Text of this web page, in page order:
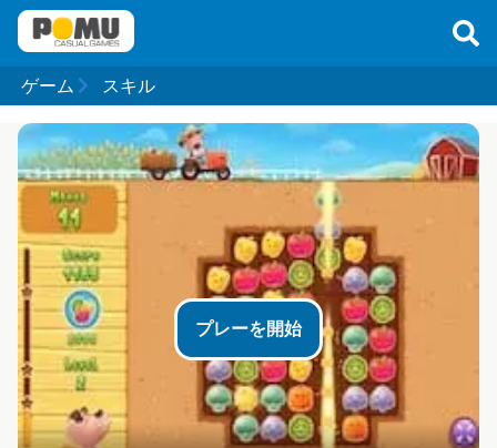
ゲーム スキル
プレーを開始